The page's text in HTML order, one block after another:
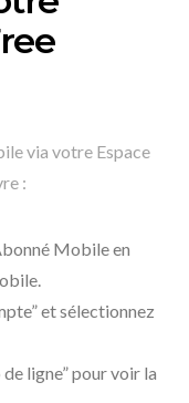
via votre Espace
:
Mobile en
et sélectionnez
ligne” pour voir la